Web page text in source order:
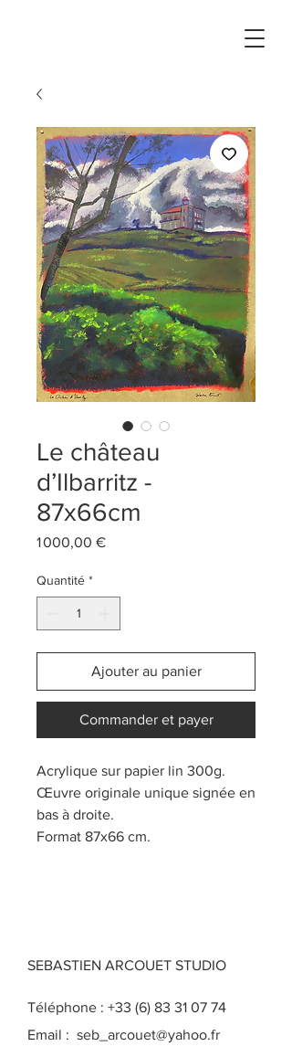
Le château
d’Ilbarritz -
87x66cm
1 000,00 €Prix
Quantité *
Ajouter au panier
Commander et payer
Acrylique sur papier lin 300g.
Œuvre originale unique signée en
bas à droite.
Format 87x66 cm.
SEBASTIEN ARCOUET STUDIO
Téléphone : +33 (6) 83 31 07 74
Email : seb_arcouet@yahoo.fr